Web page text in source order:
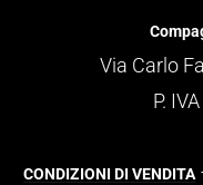
Via Carlo
P.
CONDIZIONI DI VENDITA